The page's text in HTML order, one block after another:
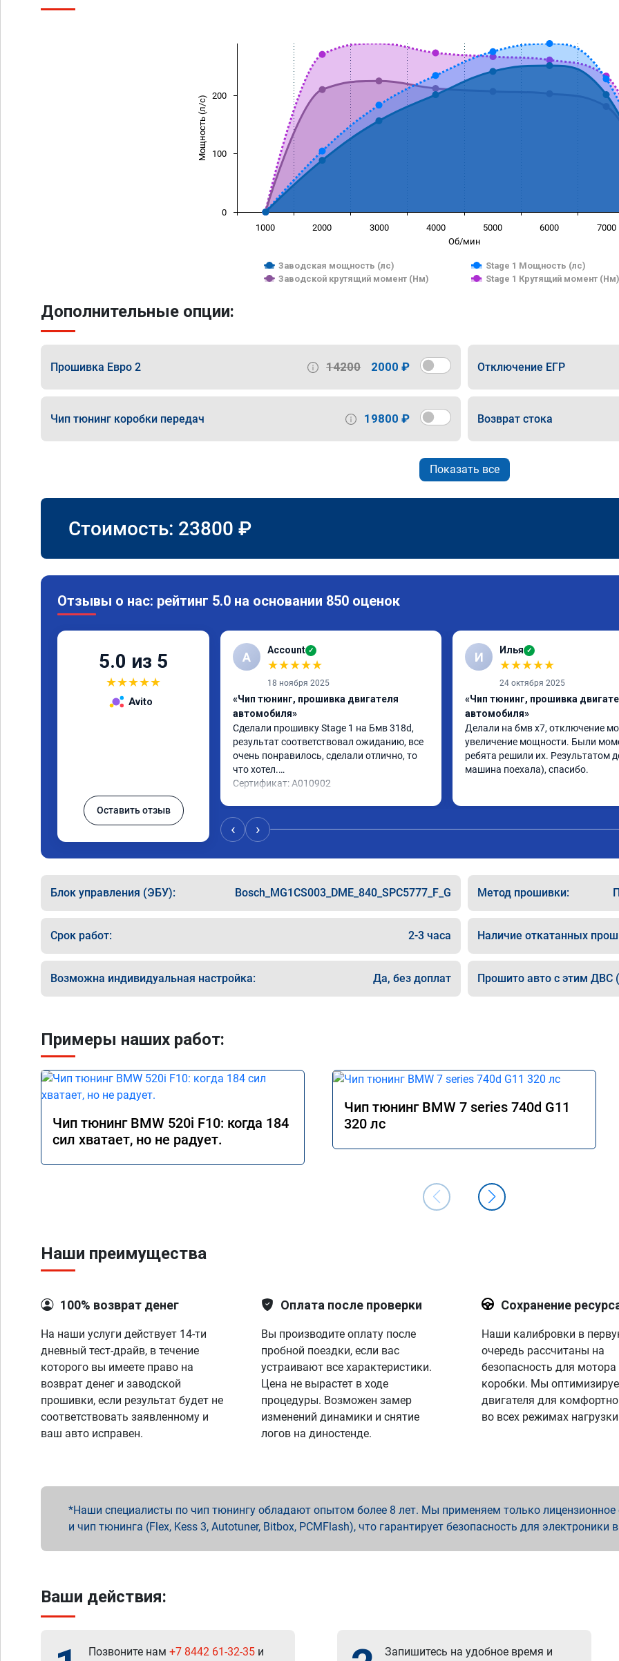
Об/мин
Мощность (л/с)
Заводская мощность (лс)
Stage 1 Мощность (лс)
Заводской крутящий момент (Нм)
Stage 1 Крутящий момент (Нм)
1000 2000 3000 4000 5000 6000 7000
0
100
200
Дополнительные опции:
Прошивка Евро 2 14200 2000 ₽ Отключение ЕГР
Чип тюнинг коробки передач 19800 ₽ Возврат стока
Показать все
Стоимость: 23800 ₽
Отзывы о нас: рейтинг 5.0 на основании 850 оценок
5.0 из 5
★★★★★
Avito
Оставить отзыв
A Account ✓
★★★★★
18 ноября 2025
«Чип тюнинг, прошивка двигателя
автомобиля»
Сделали прошивку Stage 1 на Бмв 318d,
результат соответствовал ожиданию, все
очень понравилось, сделали отлично, то
что хотел.
Сертификат: A010902
И Илья ✓
★★★★★
24 октября 2025
«Чип тюнинг, прошивка
автомобиля»
Делали на бмв х7, отключение
увеличение мощности. Были
ребята решили их. Результатом
машина поехала), спасибо.
‹ ›
Блок управления (ЭБУ): Bosch_MG1CS003_DME_840_SPC5777_F_G Метод прошивки:
Срок работ: 2-3 часа Наличие откатанных
Возможна индивидуальная настройка: Да, без доплат Прошито авто с этим ДВС
Примеры наших работ:
Чип тюнинг BMW 520i F10: когда 184
сил хватает, но не радует.
Чип тюнинг BMW 7 series 740d G11
320 лс
Наши преимущества
100% возврат денег
На наши услуги действует 14-ти
дневный тест-драйв, в течение
которого вы имеете право на
возврат денег и заводской
прошивки, если результат будет не
соответствовать заявленному и
ваш авто исправен.
Оплата после проверки
Вы производите оплату после
пробной поездки, если вас
устраивают все характеристики.
Цена не вырастет в ходе
процедуры. Возможен замер
изменений динамики и снятие
логов на диностенде.
Сохранение
Наши калибровки в
очередь рассчитаны на
безопасность для мотора
коробки. Мы
двигателя для
во всех режимах
Наши специалисты по чип тюнингу обладают опытом более 8 лет. Мы применяем только лицензионное
и чип тюнинга (Flex, Kess 3, Autotuner, Bitbox, PCMFlash), что гарантирует безопасность для электроники
Ваши действия:
Позвоните нам +7 8442 61-32-35 и Запишитесь на удобное время и